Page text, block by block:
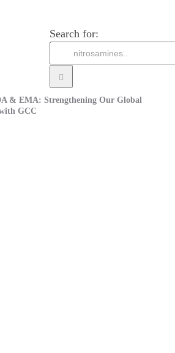
Search for:
& EMA: Strengthening Our Global
GCC